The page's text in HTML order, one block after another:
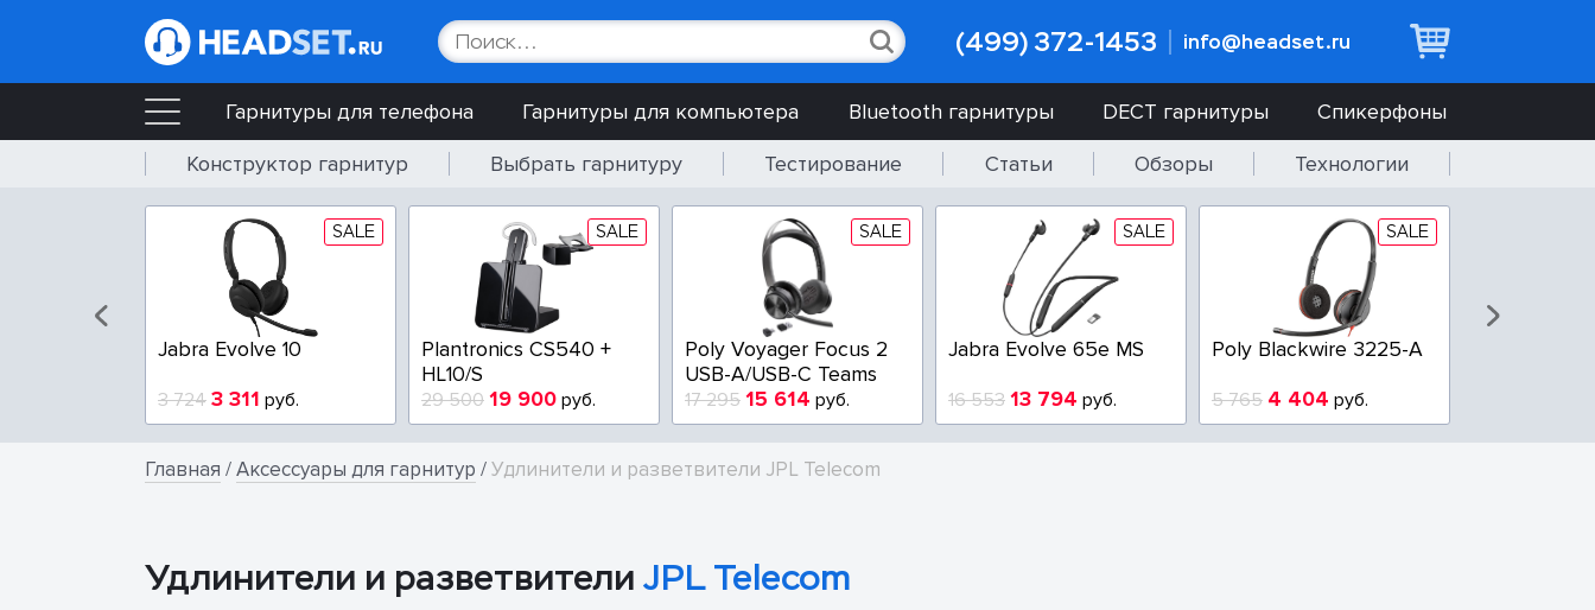
(499) 372-1453 info@headset.ru
Гарнитуры для телефона Гарнитуры для компьютера Bluetooth гарнитуры DECT гарнитуры
Спикерфоны
Конструктор гарнитур
Выбрать гарнитуру Тестирование Статьи Обзоры Технологии
SALE
Jabra Evolve 10
3 724 3 311 руб.
SALE
Plantronics CS540 +
HL10/S
29 500 19 900 руб.
SALE
Poly Voyager Focus 2
USB-A/USB-C Teams
17 295 15 614 руб.
SALE
Jabra Evolve 65e MS
16 553 13 794 руб.
SALE
Poly Blackwire 3225-A
5 765 4 404 руб.
Главная /Аксессуары для гарнитур /Удлинители и разветвители JPL Telecom
Удлинители и разветвители JPL Telecom